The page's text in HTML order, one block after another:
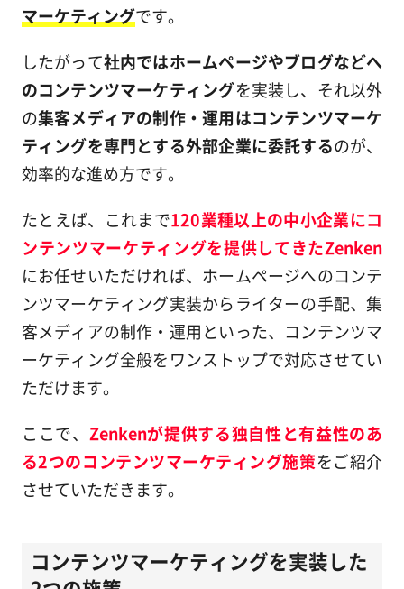
マーケティングです。
したがって社内ではホームページやブログなどへ
のコンテンツマーケティングを実装し、それ以外
の集客メディアの制作・運用はコンテンツマーケ
ティングを専門とする外部企業に委託するのが、
効率的な進め方です。
たとえば、これまで120業種以上の中小企業にコ
ンテンツマーケティングを提供してきたZenken
にお任せいただければ、ホームページへのコンテ
ンツマーケティング実装からライターの手配、集
客メディアの制作・運用といった、コンテンツマ
ーケティング全般をワンストップで対応させてい
ただけます。
ここで、 Zenkenが提供する独自性と有益性のあ
る2つのコンテンツマーケティング施策をご紹介
させていただきます。
コンテンツマーケティングを実装した